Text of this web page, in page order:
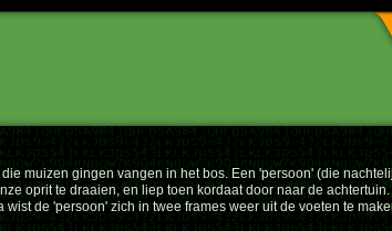
muizen gingen vangen in het bos. Een 'persoon' (die
oprit te draaien, en liep toen kordaat door naar de
de 'persoon' zich in twee frames weer uit de voeten te